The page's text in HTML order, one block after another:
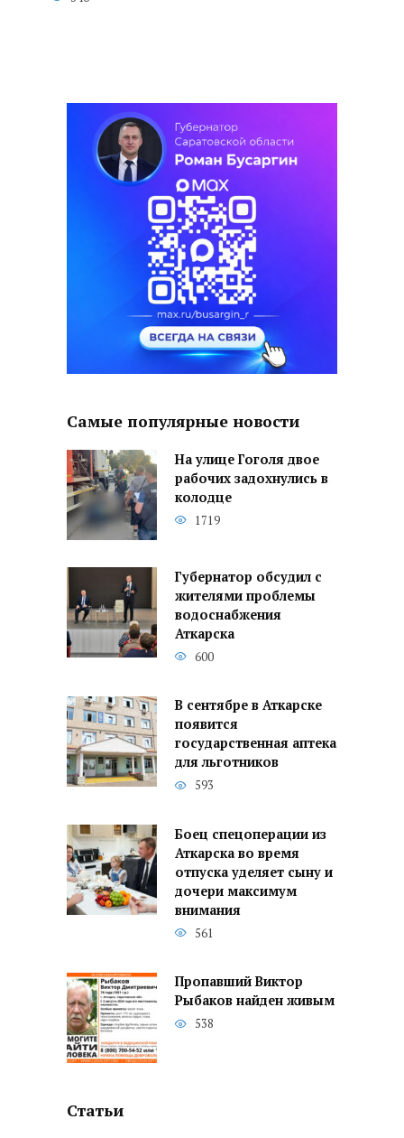
Самые популярные новости
На улице Гоголя двое
рабочих задохнулись в
колодце
1719
Губернатор обсудил с
жителями проблемы
водоснабжения
Аткарска
600
В сентябре в Аткарске
появится
государственная аптека
для льготников
593
Боец спецоперации из
Аткарска во время
отпуска уделяет сыну и
дочери максимум
внимания
561
Пропавший Виктор
Рыбаков найден живым
538
Статьи